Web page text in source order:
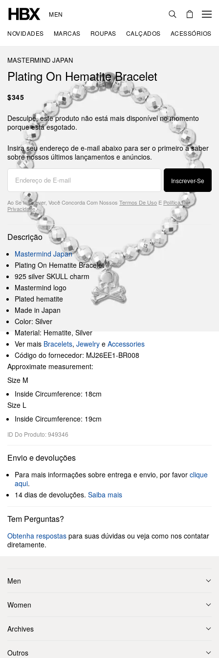
MEN
NOVIDADES MARCAS ROUPAS CALÇADOS ACESSÓRIOS
MASTERMIND JAPAN
Plating On Hematite Bracelet
$345
Desculpe, este produto não está mais disponível no momento
porque está esgotado.
Insira seu endereço de e-mail abaixo para ser o primeiro a saber
sobre nossos últimos lançamentos e anúncios.
Inscrever-Se
Ao Se Inscrever, Você Concorda Com Nossos Termos De Uso E Política De
Privacidade.
Descrição
Mastermind Japan
Plating On Hematite Bracelet
925 silver SKULL charm
Mastermind logo
Plated hematite
Made in Japan
Color: Silver
Material: Hematite, Silver
Ver mais Bracelets, Jewelry e Accessories
Código do fornecedor: MJ26EE1-BR008
Approximate measurement:
Size M
Inside Circumference: 18cm
Size L
Inside Circumference: 19cm
ID Do Produto: 949346
Envio e devoluções
Para mais informações sobre entrega e envio, por favor clique
aqui.
14 dias de devoluções. Saiba mais
Tem Perguntas?
Obtenha respostas para suas dúvidas ou veja como nos contatar
diretamente.
Men
Women
Archives
Outros